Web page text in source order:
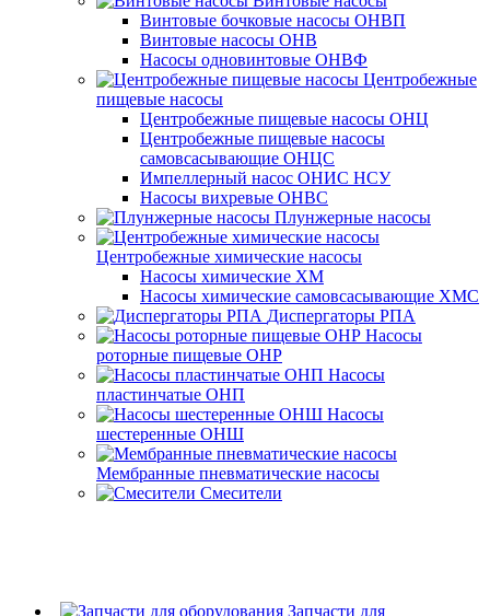
Винтовые бочковые насосы ОНВП
Винтовые насосы ОНВ
Насосы одновинтовые ОНВФ
Центробежные
пищевые насосы
Центробежные пищевые насосы ОНЦ
Центробежные пищевые насосы
самовсасывающие ОНЦС
Импеллерный насос ОНИС НСУ
Насосы вихревые ОНВС
Плунжерные насосы
Центробежные химические насосы
Насосы химические ХМ
Насосы химические самовсасывающие ХМС
Диспергаторы РПА
Насосы
роторные пищевые ОНР
Насосы
пластинчатые ОНП
Насосы
шестеренные ОНШ
Мембранные пневматические насосы
Смесители
Запчасти для